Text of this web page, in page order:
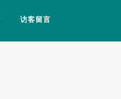
访客留言